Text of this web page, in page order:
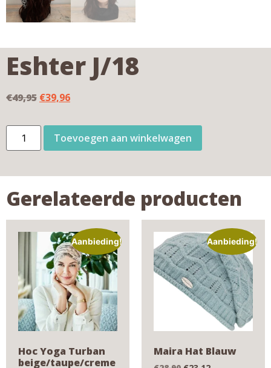
Eshter J/18
€49,95 €39,96
Toevoegen aan winkelwagen
Gerelateerde producten
Aanbieding!
Hoc Yoga Turban
beige/taupe/creme
Aanbieding!
Maira Hat Blauw